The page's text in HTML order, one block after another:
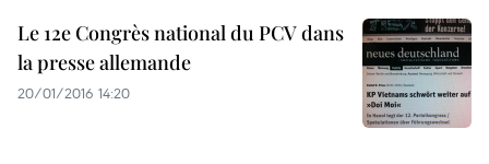
Le 12e Congrès national du PCV dans
la presse allemande
20/01/2016 14:20